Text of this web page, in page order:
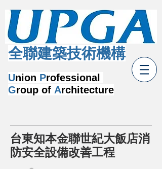
Union Professional
Group of Architecture
​全聯建築技術機構
台東知本金聯世紀大飯店消
防安全設備改善工程